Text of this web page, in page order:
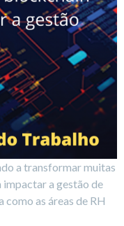
a transformar muitas
impactar a gestão de
as áreas de RH